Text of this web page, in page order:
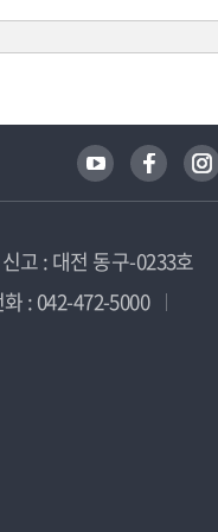
고 : 대전 동구-0233호
: 042-472-5000